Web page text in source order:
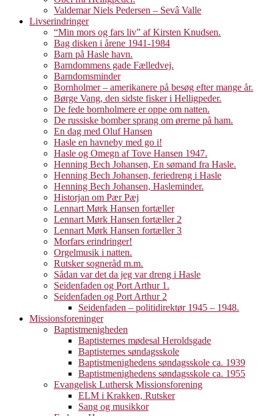
Valdemar Niels Pedersen – Sevâ Valle
Livserindringer
“Min mors og fars liv” af Kirsten Knudsen.
Bag disken i årene 1941-1984
Barn på Hasle havn.
Barndommens gade Fælledvej.
Barndomsminder
Bornholmer – amerikanere på besøg efter mange år.
Børge Vang, den sidste fisker i Helligpeder.
De fede bornholmere er oppe om natten.
De russiske bomber sprang om ørerne på ham.
En dag med Oluf Hansen
Hasle en havneby med go i!
Hasle og Omegn af Tove Hansen 1947.
Henning Bech Johansen, En sømand fra Hasle.
Henning Bech Johansen, feriedreng i Hasle
Henning Bech Johansen, Hasleminder.
Historjan om Pær Pæj
Lennart Mørk Hansen fortæller
Lennart Mørk Hansen fortæller 2
Lennart Mørk Hansen fortæller 3
Morfars erindringer!
Orgelmusik i natten.
Rutsker sogneråd m.m.
Sådan var det da jeg var dreng i Hasle
Seidenfaden og Port Arthur 1.
Seidenfaden og Port Arthur 2
Seidenfaden – politidirektør 1945 – 1948.
Missionsforeninger
Baptistmenigheden
Baptisternes mødesal Heroldsgade
Baptisternes søndagsskole
Baptistmenighedens søndagsskole ca. 1939
Baptistmenighedens søndagsskole ca. 1955
Evangelisk Luthersk Missionsforening
ELM i Krakken, Rutsker
Sang og musikkor